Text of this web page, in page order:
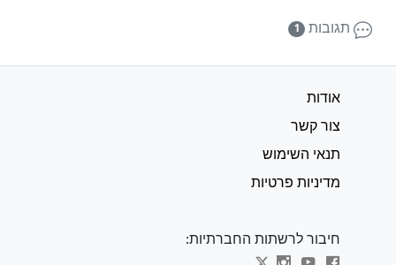
תגובות 1
אודות
צור קשר
תנאי השימוש
מדיניות פרטיות
חיבור לרשתות החברתיות: